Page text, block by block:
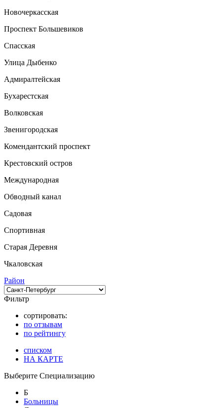
Новочеркасская
Проспект Большевиков
Спасская
Улица Дыбенко
Адмиралтейская
Бухарестская
Волковская
Звенигородская
Комендантский проспект
Крестовский остров
Международная
Обводный канал
Садовая
Спортивная
Старая Деревня
Чкаловская
Район
Фильтр
сортировать:
по отзывам
по рейтингу
списком
НА КАРТЕ
Выберите Специализацию
Б
Больницы